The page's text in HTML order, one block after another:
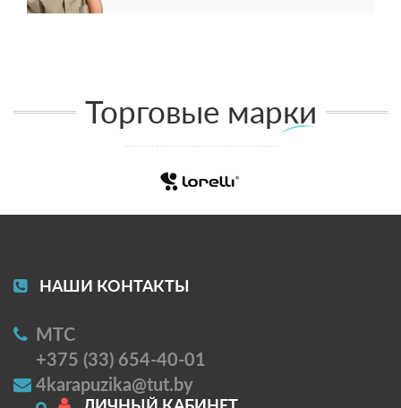
Торговые марки
НАШИ КОНТАКТЫ
МТС
+375 (33) 654-40-01
4karapuzika@tut.by